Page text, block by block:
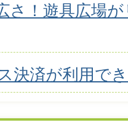
さ！遊具広場
決済が利用で